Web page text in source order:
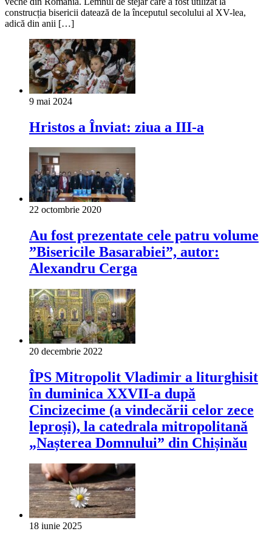
construcția bisericii datează de la începutul secolului al XV-lea,
adică din anii […]
9 mai 2024
Hristos a Înviat: ziua a III-a
22 octombrie 2020
Au fost prezentate cele patru volume
”Bisericile Basarabiei”, autor:
Alexandru Cerga
20 decembrie 2022
ÎPS Mitropolit Vladimir a liturghisit
în duminica XXVII-a după
Cincizecime (a vindecării celor zece
leproși), la catedrala mitropolitană
„Nașterea Domnului” din Chișinău
18 iunie 2025